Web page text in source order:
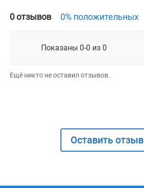
0 отзывов 0% положительных
Показаны 0-0 из 0
Ещё никто не оставил отзывов.
Оставить отзыв